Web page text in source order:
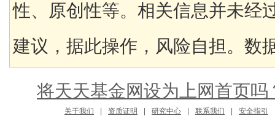
性、原创性等。相关信息并未经
建议，据此操作，风险自担。数
将天天基金网设为上网首页吗
关于我们 资质证明 研究中心 联系我们 安全指引